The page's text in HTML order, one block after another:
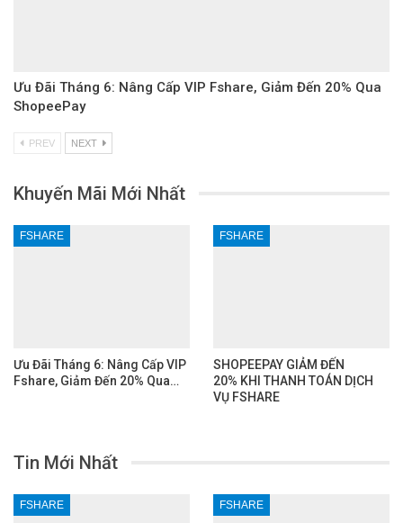
Ưu Đãi Tháng 6: Nâng Cấp VIP Fshare, Giảm Đến 20% Qua
ShopeePay
PREV NEXT
Khuyến Mãi Mới Nhất
FSHARE
Ưu Đãi Tháng 6: Nâng Cấp VIP
Fshare, Giảm Đến 20% Qua…
FSHARE
SHOPEEPAY GIẢM ĐẾN
20% KHI THANH TOÁN DỊCH
VỤ FSHARE
Tin Mới Nhất
FSHARE FSHARE